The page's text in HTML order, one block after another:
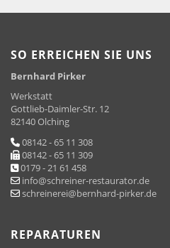
SO ERREICHEN SIE UNS
Bernhard Pirker
Werkstatt
Gottlieb-Daimler-Str. 12
82140 Olching
08142 - 65 11 308
08142 - 65 11 309
0179 - 21 61 458
info@schreiner-restaurator.de
schreinerei@bernhard-pirker.de
REPARATUREN